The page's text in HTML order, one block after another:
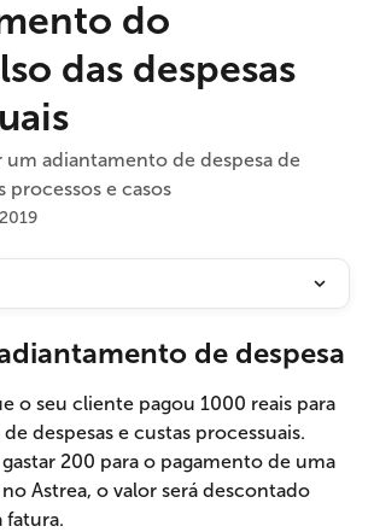
do
das despesas
adiantamento de despesa de
processos e casos
de despesa
o seu cliente pagou 1000 reais para
despesas e custas processuais.
200 para o pagamento de uma
Astrea, o valor será descontado
fatura.